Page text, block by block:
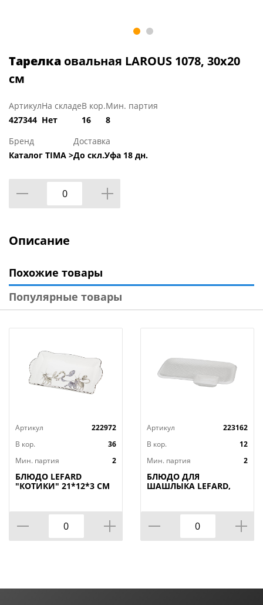
Тарелка овальная LAROUS 1078, 30х20
см
Артикул
427344
На складе
Нет
В кор.
16
Мин. партия
8
Бренд
Каталог TIMA >
Доставка
До скл.Уфа 18 дн.
Описание
Похожие товары
Популярные товары
Артикул
222972
В кор.
36
Мин. партия
2
БЛЮДО LEFARD
"КОТИКИ" 21*12*3 СМ
Артикул
223162
В кор.
12
Мин. партия
2
БЛЮДО ДЛЯ
ШАШЛЫКА LEFARD,